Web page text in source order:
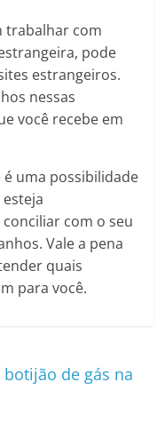
trabalhar com
pode
estrangeiros.
nessas
você recebe em
uma possibilidade
com o seu
Vale a pena
quais
para você.
de gás na